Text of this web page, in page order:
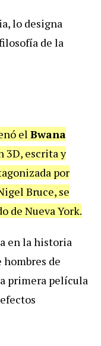
lo designa
de la
el Bwana
3D, escrita y
por
Bruce, se
de Nueva York.
en la historia
hombres de
primera película